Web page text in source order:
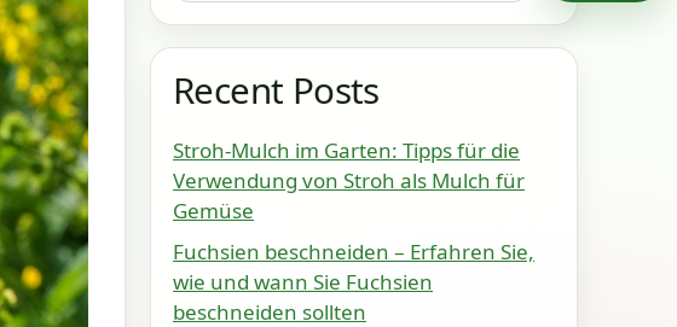
Recent Posts
Stroh-Mulch im Garten: Tipps für die
Verwendung von Stroh als Mulch für
Gemüse
Fuchsien beschneiden – Erfahren Sie,
wie und wann Sie Fuchsien
beschneiden sollten